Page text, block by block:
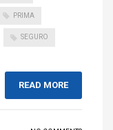
PRIMA
SEGURO
READ MORE